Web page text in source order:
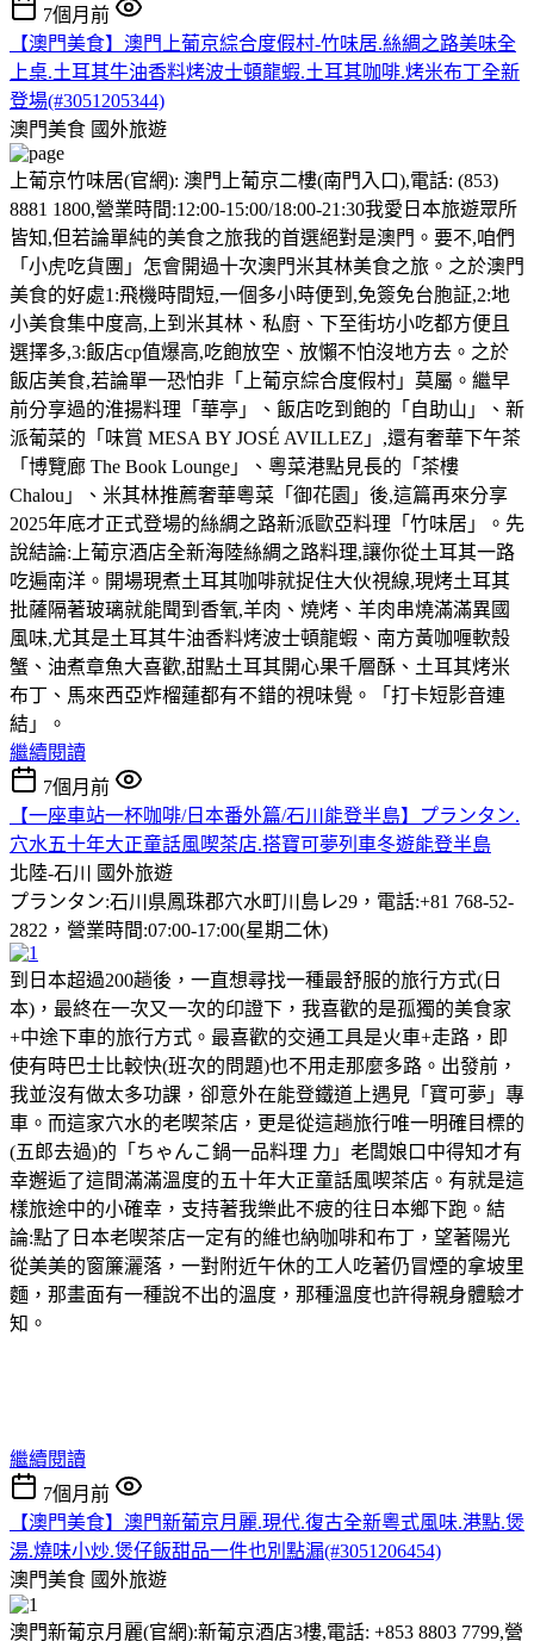
7個月前
【澳門美食】澳門上葡京綜合度假村-竹味居.絲綢之路美味全
上桌.土耳其牛油香料烤波士頓龍蝦.土耳其咖啡.烤米布丁全新
登場(#3051205344)
澳門美食 國外旅遊
上葡京竹味居(官網): 澳門上葡京二樓(南門入口),電話: (853)
8881 1800,營業時間:12:00-15:00/18:00-21:30我愛日本旅遊眾所
皆知,但若論單純的美食之旅我的首選絕對是澳門。要不,咱們
「小虎吃貨團」怎會開過十次澳門米其林美食之旅。之於澳門
美食的好處1:飛機時間短,一個多小時便到,免簽免台胞証,2:地
小美食集中度高,上到米其林、私廚、下至街坊小吃都方便且
選擇多,3:飯店cp值爆高,吃飽放空、放懶不怕沒地方去。之於
飯店美食,若論單一恐怕非「上葡京綜合度假村」莫屬。繼早
前分享過的淮揚料理「華亭」、飯店吃到飽的「自助山」、新
派葡菜的「味賞 MESA BY JOSÉ AVILLEZ」,還有奢華下午茶
「博覽廊 The Book Lounge」、粵菜港點見長的「茶樓
Chalou」、米其林推薦奢華粵菜「御花園」後,這篇再來分享
2025年底才正式登場的絲綢之路新派歐亞料理「竹味居」。先
說結論:上葡京酒店全新海陸絲綢之路料理,讓你從土耳其一路
吃遍南洋。開場現煮土耳其咖啡就捉住大伙視線,現烤土耳其
批薩隔著玻璃就能聞到香氧,羊肉、燒烤、羊肉串燒滿滿異國
風味,尤其是土耳其牛油香料烤波士頓龍蝦、南方黃咖喱軟殼
蟹、油煮章魚大喜歡,甜點土耳其開心果千層酥、土耳其烤米
布丁、馬來西亞炸榴蓮都有不錯的視味覺。「打卡短影音連
結」。
繼續閱讀
7個月前
【一座車站一杯咖啡/日本番外篇/石川能登半島】プランタン.
穴水五十年大正童話風喫茶店.搭寶可夢列車冬遊能登半島
北陸-石川
國外旅遊
プランタン:石川県鳳珠郡穴水町川島レ29，電話:+81 768-52-
2822，營業時間:07:00-17:00(星期二休)
到日本超過200趟後，一直想尋找一種最舒服的旅行方式(日
本)，最終在一次又一次的印證下，我喜歡的是孤獨的美食家
+中途下車的旅行方式。最喜歡的交通工具是火車+走路，即
使有時巴士比較快(班次的問題)也不用走那麼多路。出發前，
我並沒有做太多功課，卻意外在能登鐵道上遇見「寶可夢」專
車。而這家穴水的老喫茶店，更是從這趟旅行唯一明確目標的
(五郎去過)的「ちゃんこ鍋一品料理 力」老闆娘口中得知才有
幸邂逅了這間滿滿溫度的五十年大正童話風喫茶店。有就是這
樣旅途中的小確幸，支持著我樂此不疲的往日本鄉下跑。結
論:點了日本老喫茶店一定有的維也納咖啡和布丁，望著陽光
從美美的窗簾灑落，一對附近午休的工人吃著仍冒煙的拿坡里
麵，那畫面有一種說不出的溫度，那種溫度也許得親身體驗才
知。
繼續閱讀
7個月前
【澳門美食】澳門新葡京月麗.現代.復古全新粵式風味.港點.煲
湯.燒味小炒.煲仔飯甜品一件也別點漏(#3051206454)
澳門美食 國外旅遊
澳門新葡京月麗(官網):新葡京酒店3樓,電話: +853 8803 7799,營